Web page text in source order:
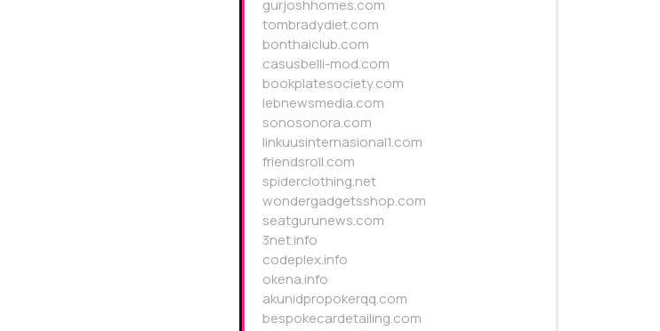
gurjoshhomes.com
tombradydiet.com
bonthaiclub.com
casusbelli-mod.com
bookplatesociety.com
lebnewsmedia.com
sonosonora.com
linkuusinternasional1.com
friendsroll.com
spiderclothing.net
wondergadgetsshop.com
seatgurunews.com
3net.info
codeplex.info
okena.info
akunidpropokerqq.com
bespokecardetailing.com